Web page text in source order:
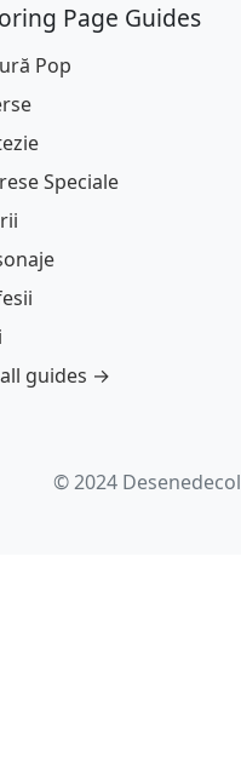
Page Guides
Pop
Speciale
guides →
© 2024